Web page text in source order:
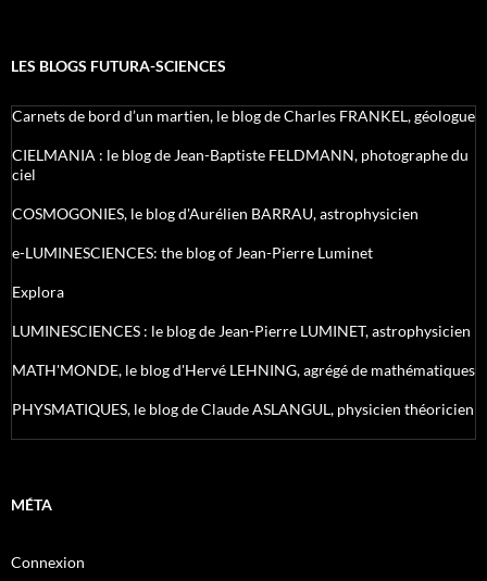
LES BLOGS FUTURA-SCIENCES
Carnets de bord d’un martien, le blog de Charles FRANKEL, géologue
CIELMANIA : le blog de Jean-Baptiste FELDMANN, photographe du
ciel
COSMOGONIES, le blog d'Aurélien BARRAU, astrophysicien
e-LUMINESCIENCES: the blog of Jean-Pierre Luminet
Explora
LUMINESCIENCES : le blog de Jean-Pierre LUMINET, astrophysicien
MATH'MONDE, le blog d'Hervé LEHNING, agrégé de mathématiques
PHYSMATIQUES, le blog de Claude ASLANGUL, physicien théoricien
MÉTA
Connexion